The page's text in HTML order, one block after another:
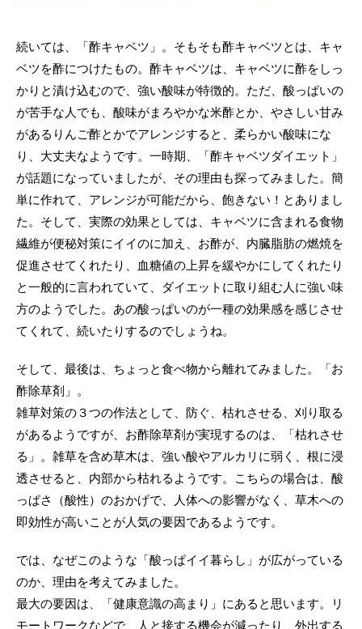
続いては、「酢キャベツ」。そもそも酢キャベツとは、キャ
ベツを酢につけたもの。酢キャベツは、キャベツに酢をしっ
かりと漬け込むので、強い酸味が特徴的。ただ、酸っぱいの
が苦手な人でも、酸味がまろやかな米酢とか、やさしい甘み
があるりんご酢とかでアレンジすると、柔らかい酸味にな
り、大丈夫なようです。一時期、「酢キャベツダイエット」
が話題になっていましたが、その理由も探ってみました。簡
単に作れて、アレンジが可能だから、飽きない！とありまし
た。そして、実際の効果としては、キャベツに含まれる食物
繊維が便秘対策にイイのに加え、お酢が、内臓脂肪の燃焼を
促進させてくれたり、血糖値の上昇を緩やかにしてくれたり
と一般的に言われていて、ダイエットに取り組む人に強い味
方のようでした。あの酸っぱいのが一種の効果感を感じさせ
てくれて、続いたりするのでしょうね。
そして、最後は、ちょっと食べ物から離れてみました。「お
酢除草剤」。
雑草対策の３つの作法として、防ぐ、枯れさせる、刈り取る
があるようですが、お酢除草剤が実現するのは、「枯れさせ
る」。雑草を含め草木は、強い酸やアルカリに弱く、根に浸
透させると、内部から枯れるようです。こちらの場合は、酸
っぱさ（酸性）のおかげで、人体への影響がなく、草木への
即効性が高いことが人気の要因であるようです。
では、なぜこのような「酸っぱイイ暮らし」が広がっている
のか、理由を考えてみました。
最大の要因は、「健康意識の高まり」にあると思います。リ
モートワークなどで、人と接する機会が減ったり、外出する